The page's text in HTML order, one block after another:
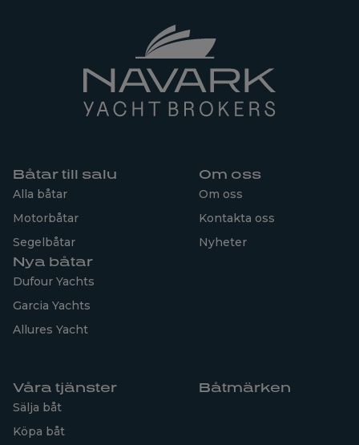
Båtar till salu
Alla båtar
Motorbåtar
Segelbåtar
Nya båtar
Dufour Yachts
Garcia Yachts
Allures Yacht
Våra tjänster
Sälja båt
Köpa båt
Båtmärken
Om oss
Om oss
Kontakta oss
Nyheter